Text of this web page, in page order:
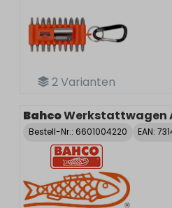
2Varianten
BahcoWerkstattwagen
Bestell-Nr.: 6601004220 EAN: